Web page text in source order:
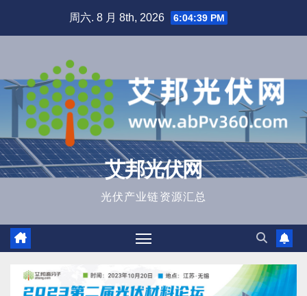
周六. 8 月 8th, 2026 6:04:40 PM
艾邦光伏网
光伏产业链资源汇总